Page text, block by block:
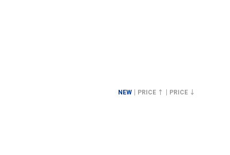
NEW PRICE ↑ PRICE ↓